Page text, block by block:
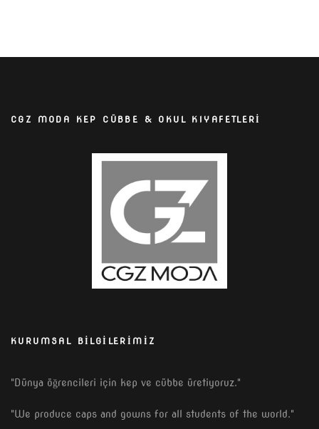
CGZ MODA KEP CÜBBE & OKUL KIYAFETLERİ
KURUMSAL BILGILERIMIZ
"Dünya öğrencileri için kep ve cübbe üretiyoruz."
"We produce caps and gowns for all students of the world."